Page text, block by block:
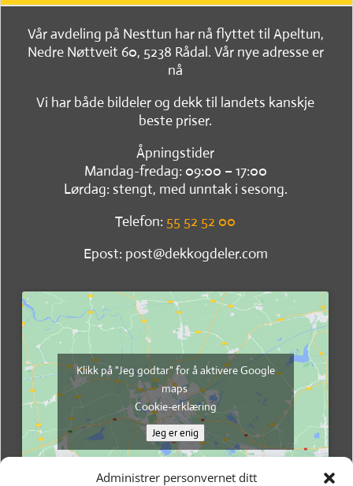
Administrer personvernet ditt
Vår avdeling på Nesttun har nå flyttet til Apeltun,
Nedre Nøttveit 60, 5238 Rådal. Vår nye adresse er
nå
Vi har både bildeler og dekk til landets kanskje
beste priser.
Åpningstider
Mandag-fredag: 09:00 – 17:00
Lørdag: stengt, med unntak i sesong.
Telefon: 55 52 52 00
Epost: post@dekkogdeler.com
Klikk på "Jeg godtar" for å aktivere Google
maps
Cookie-erklæring
Jeg er enig